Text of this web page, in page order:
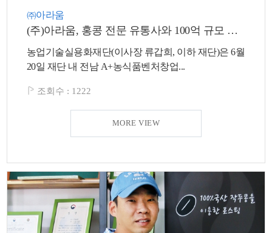
㈜아라움
(주)아라움, 홍콩 전문 유통사와 100억 규모 수출 계약 체결
농업기술실용화재단(이사장 류갑희, 이하 재단)은 6월
20일 재단 내 전남 A+농식품벤처창업...
조회수 : 1222
MORE VIEW